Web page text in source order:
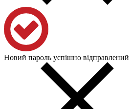
Новий пароль успішно відправлений